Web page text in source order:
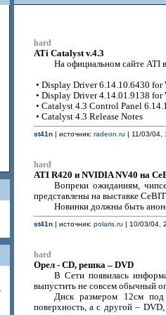
hard
ATi Catalyst v.4.3
На официальном сайте ATI
• Display Driver 6.14.10.6430
• Display Driver 4.14.01.9138
• Catalyst 4.3 Control Panel
• Catalyst 4.3 Release Notes
st41n| источник: radeon.ru | 11/03/04,
hard
ATI R420 и NVIDIA NV40 на
Вопреки ожиданиям,
представлены на выставке
Новинки должны быть
st41n| источник: polaris.ru | 10/03/04,
hard
Орел - CD, решка – DVD
В Сети появилась
выпустить не совсем обычный
Диск размером 12см
поверхность, а с другой –